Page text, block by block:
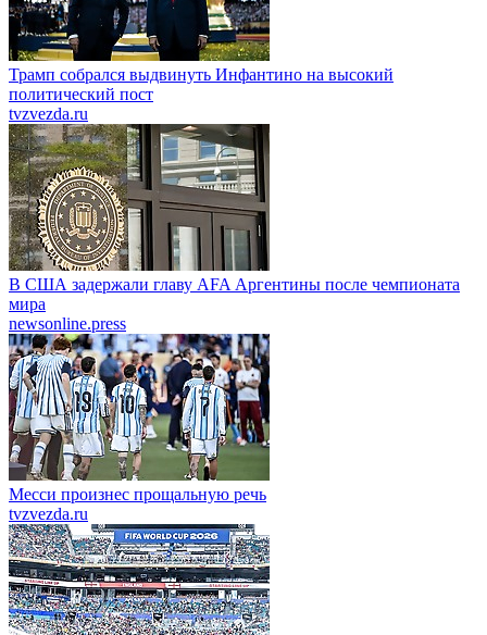
Трамп собрался выдвинуть Инфантино на высокий
политический пост
tvzvezda.ru
В США задержали главу AFA Аргентины после чемпионата
мира
newsonline.press
Месси произнес прощальную речь
tvzvezda.ru